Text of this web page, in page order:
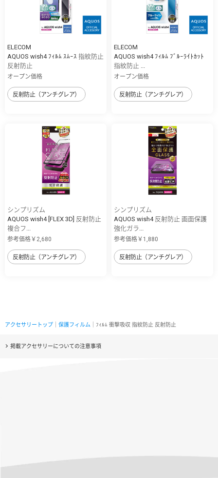
ELECOM
AQUOS wish4 ﾌｨﾙﾑ ｽﾑｰｽ 指紋防止
反射防止
オープン価格
反射防止（アンチグレア）
ELECOM
AQUOS wish4 ﾌｨﾙﾑ ﾌﾞﾙｰﾗｲﾄｶｯﾄ
指紋防止 ...
オープン価格
反射防止（アンチグレア）
シンプリズム
AQUOS wish4 [FLEX 3D] 反射防止
複合フ...
参考価格￥2,680
反射防止（アンチグレア）
シンプリズム
AQUOS wish4 反射防止 画面保護
強化ガラ...
参考価格￥1,880
反射防止（アンチグレア）
アクセサリートップ 保護フィルム ｜ﾌｨﾙﾑ 衝撃吸収 指紋防止 反射防止
掲載アクセサリーについての注意事項